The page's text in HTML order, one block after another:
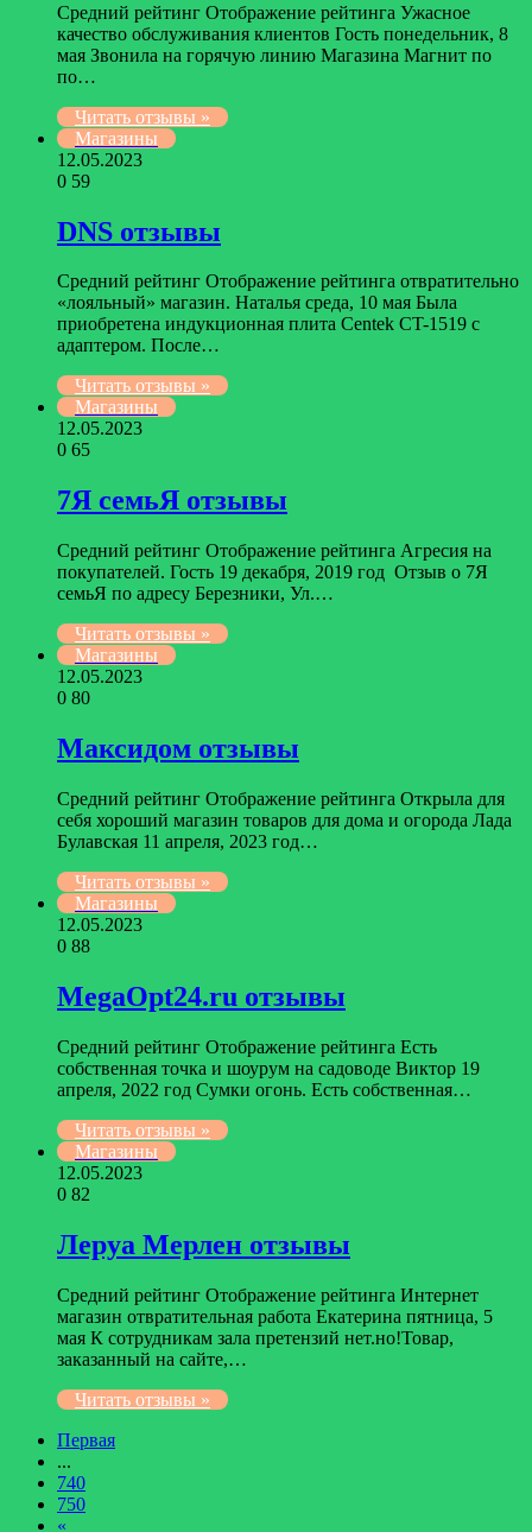
Средний рейтинг Отображение рейтинга Ужасное
качество обслуживания клиентов Гость понедельник, 8
мая Звонила на горячую линию Магазина Магнит по
по…
Читать отзывы »
Магазины
12.05.2023
0 59
DNS отзывы
Средний рейтинг Отображение рейтинга отвратительно
«лояльный» магазин. Наталья среда, 10 мая Была
приобретена индукционная плита Centek CT-1519 с
адаптером. После…
Читать отзывы »
Магазины
12.05.2023
0 65
7Я семьЯ отзывы
Средний рейтинг Отображение рейтинга Агресия на
покупателей. Гость 19 декабря, 2019 год Отзыв о 7Я
семьЯ по адресу Березники, Ул.…
Читать отзывы »
Магазины
12.05.2023
0 80
Максидом отзывы
Средний рейтинг Отображение рейтинга Открыла для
себя хороший магазин товаров для дома и огорода Лада
Булавская 11 апреля, 2023 год…
Читать отзывы »
Магазины
12.05.2023
0 88
MegaOpt24.ru отзывы
Средний рейтинг Отображение рейтинга Есть
собственная точка и шоурум на садоводе Виктор 19
апреля, 2022 год Сумки огонь. Есть собственная…
Читать отзывы »
Магазины
12.05.2023
0 82
Леруа Мерлен отзывы
Средний рейтинг Отображение рейтинга Интернет
магазин отвратительная работа Екатерина пятница, 5
мая К сотрудникам зала претензий нет.но!Товар,
заказанный на сайте,…
Читать отзывы »
Первая
...
740
750
«